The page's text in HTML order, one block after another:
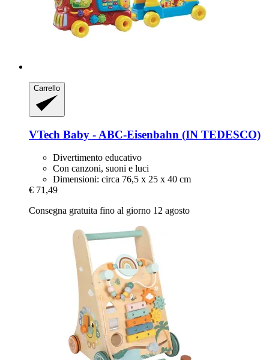
Carrello
VTech Baby -​ ABC-​Eisenbahn (IN TEDESCO)
Divertimento educativo
Con canzoni, suoni e luci
Dimensioni: circa 76,5 x 25 x 40 cm
€ 71,49
Consegna gratuita fino al giorno 12 agosto